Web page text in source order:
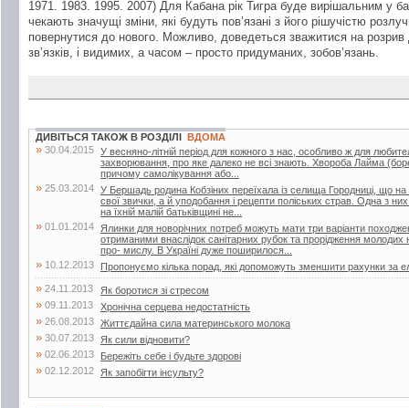
1971. 1983. 1995. 2007) Для Кабана рік Тигра буде вирішальним у
чекають значущі зміни, які будуть пов’язані з його рішучістю
повернутися до нового. Можливо, доведеться зважитися на
зв’язків, і видимих, а часом – просто придуманих, зобов’язань.
ДИВІТЬСЯ ТАКОЖ В РОЗДІЛІ ВДОМА
» 30.04.2015 У весняно-літній період для кожного з нас, особливо ж для
захворювання, про яке далеко не всі знають. Хвороба Лайма
причому самолікування або...
» 25.03.2014 У Бершадь родина Кобзіних переїхала із селища Городниці, що
свої звички, а й уподобання і рецепти поліських страв. Одна з
на їхній малій батьківщині не...
» 01.01.2014
Ялинки для новорічних потреб можуть мати три варіанти
отриманими внаслідок санітарних рубок та прорідження
про- мислу. В Україні дуже поширилося...
» 10.12.2013 Пропонуємо кілька порад, які допоможуть зменшити рахунки за
» 24.11.2013 Як боротися зі стресом
» 09.11.2013 Хронічна серцева недостатність
» 26.08.2013 Життєдайна сила материнського молока
» 30.07.2013 Як сили відновити?
» 02.06.2013 Бережіть себе і будьте здорові
» 02.12.2012 Як запобігти інсульту?